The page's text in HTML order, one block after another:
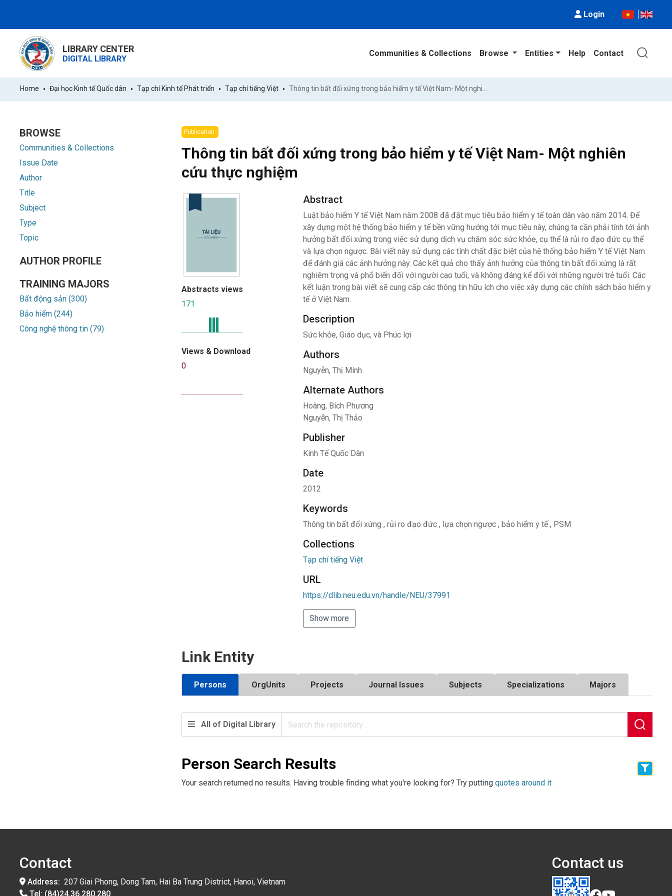
Login
LIBRARY CENTER
DIGITAL LIBRARY
Communities & Collections Browse Entities Help Contact
Home Đại học Kinh tế Quốc dân Tạp chí Kinh tế Phát triển Tạp chí tiếng Việt
BROWSE
Communities & Collections
Issue Date
Author
Title
Subject
Type
Topic
AUTHOR PROFILE
TRAINING MAJORS
Bất động sản (300)
Bảo hiểm (244)
Công nghệ thông tin (79)
Publication:
Thông tin bất đối xứng trong bảo hiểm y tế Việt Nam- Một nghiên
cứu thực nghiệm
Abstracts views
171
Views & Download
0
Abstract
Luật bảo hiểm Y tế Việt Nam năm 2008 đã đặt mục tiêu bảo hiểm y tế toàn dân vào năm 2014. Để
xây dựng một hệ thống bảo hiểm y tế bền vững hướng tới mục tiêu này, chúng ta cần phải tính tới ảnh
hưởng bất đối xứng trong việc sử dụng dịch vụ chăm sóc sức khỏe, cụ thể là rủi ro đạo đức cụ thể
và lựa chọn ngược. Bài viết này sử dụng các tính chất đặc biệt của hệ thống bảo hiểm Y tế Việt Nam
để đánh giá các ảnh hưởng này. Các kết quả cho thấy ảnh hưởng của thông tin bất đối xứng là rất
nghiêm trọng và phổ biến đối với người cao tuổi, và không đáng kể đối với những người trẻ tuổi. Các
kết luận trong bài viết sẽ cung cấp các thông tin hữu ích cho việc xây dựng các chính sách bảo hiểm y
tế ở Việt Nam.
Description
Sức khỏe, Giáo dục, và Phúc lợi
Authors
Nguyễn, Thị Minh
Alternate Authors
Hoàng, Bích Phương
Nguyễn, Thị Thảo
Publisher
Kinh Tế Quốc Dân
Date
2012
Keywords
Thông tin bất đối xứng , rủi ro đạo đức , lựa chọn ngược , bảo hiểm y tế, PSM
Collections
Tạp chí tiếng Việt
URL
https://dlib.neu.edu.vn/handle/NEU/37991
Show more
Link Entity
Persons OrgUnits Projects Journal Issues Subjects Specializations Majors
All of Digital Library
Person Search Results
Your search returned no results. Having trouble finding what you're looking for? Try putting quotes around it
Contact
Address: 207 Giai Phong, Dong Tam, Hai Ba Trung District, Hanoi, Vietnam
Tel: (84)24.36.280.280
Contact us